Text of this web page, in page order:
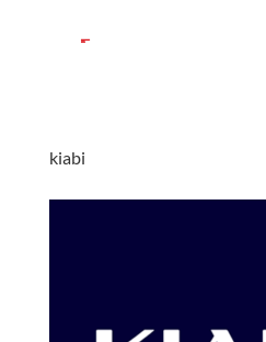
kiabi